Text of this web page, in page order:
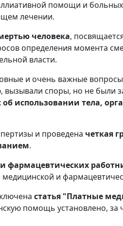
помощи и
лечении.
человека,
определения момента
власти.
и очень важные
вызывали споры, но не были
об использовании тела,
и проведена четкая
.
фармацевтических
и
статья "Платные
помощь установлено, за